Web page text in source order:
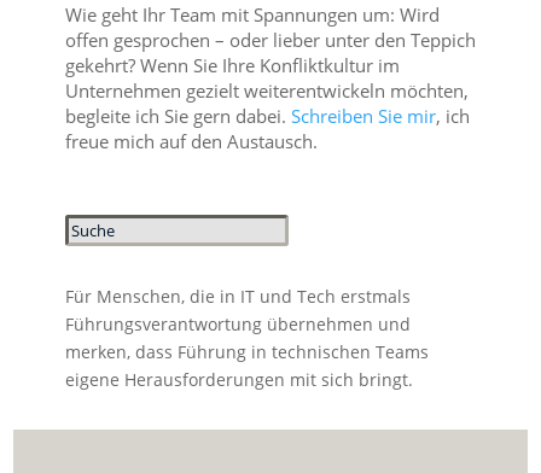
Wie geht Ihr Team mit Spannungen um: Wird
offen gesprochen – oder lieber unter den Teppich
gekehrt? Wenn Sie Ihre Konfliktkultur im
Unternehmen gezielt weiterentwickeln möchten,
begleite ich Sie gern dabei. Schreiben Sie mir, ich
freue mich auf den Austausch.
Für Menschen, die in IT und Tech erstmals
Führungsverantwortung übernehmen und
merken, dass Führung in technischen Teams
eigene Herausforderungen mit sich bringt.